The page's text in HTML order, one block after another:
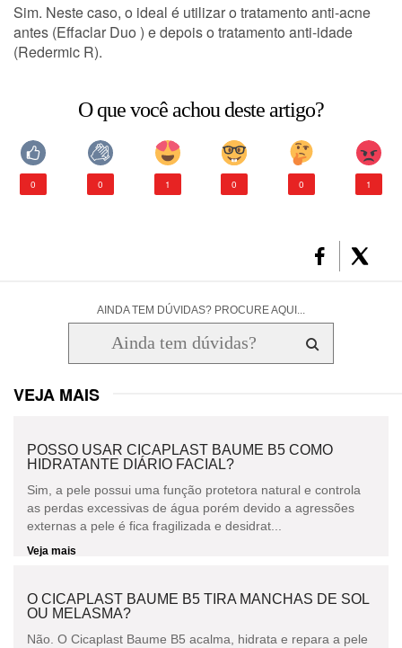
SOLAR
CONSULTORIA DE PRODUTOS LA ROCHE-POSAY
Sim. Neste caso, o ideal é utilizar o tratamento anti-acne
antes (Effaclar Duo ) e depois o tratamento anti-idade
(Redermic R).
O que você achou deste artigo?
0 0 1 0 0 1
AINDA TEM DÚVIDAS? PROCURE AQUI...
VEJA MAIS
POSSO USAR CICAPLAST BAUME B5 COMO
HIDRATANTE DIÁRIO FACIAL?
Sim, a pele possui uma função protetora natural e controla
as perdas excessivas de água porém devido a agressões
externas a pele é fica fragilizada e desidrat...
Veja mais
O CICAPLAST BAUME B5 TIRA MANCHAS DE SOL
OU MELASMA?
Não. O Cicaplast Baume B5 acalma, hidrata e repara a pele